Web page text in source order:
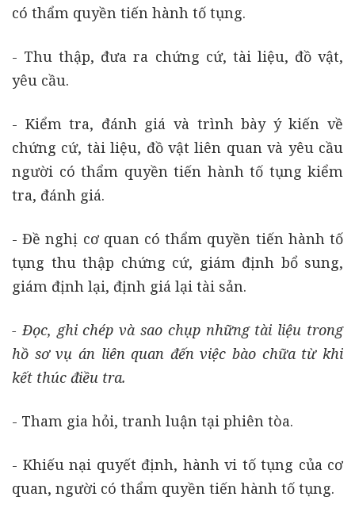
có thẩm quyền tiến hành tố tụng.
- Thu thập, đưa ra chứng cứ, tài liệu, đồ vật,
yêu cầu.
- Kiểm tra, đánh giá và trình bày ý kiến về
chứng cứ, tài liệu, đồ vật liên quan và yêu cầu
người có thẩm quyền tiến hành tố tụng kiểm
tra, đánh giá.
- Đề nghị cơ quan có thẩm quyền tiến hành tố
tụng thu thập chứng cứ, giám định bổ sung,
giám định lại, định giá lại tài sản.
- Đọc, ghi chép và sao chụp những tài liệu trong
hồ sơ vụ án liên quan đến việc bào chữa từ khi
kết thúc điều tra.
- Tham gia hỏi, tranh luận tại phiên tòa.
- Khiếu nại quyết định, hành vi tố tụng của cơ
quan, người có thẩm quyền tiến hành tố tụng.